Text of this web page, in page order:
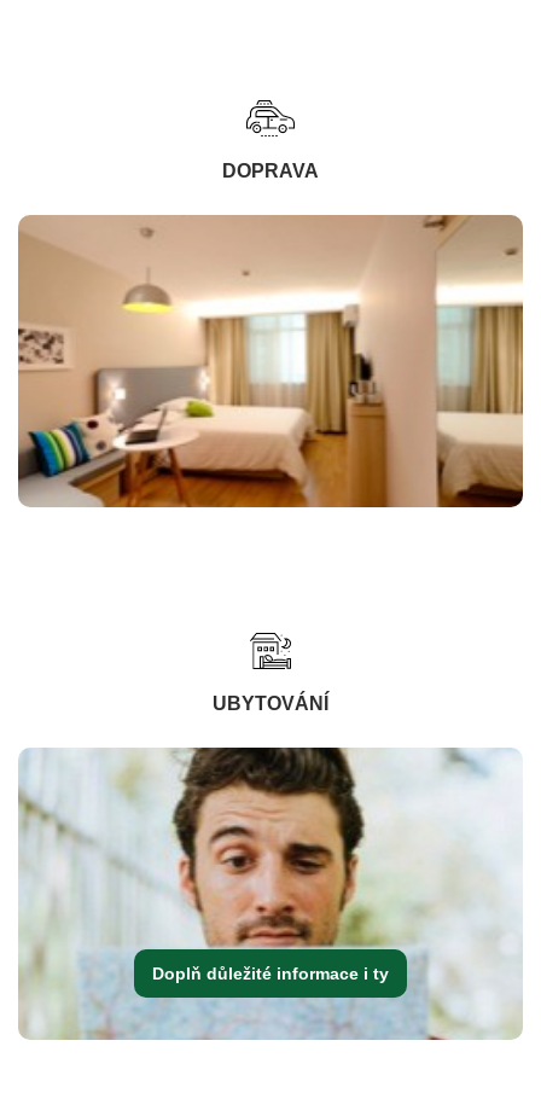
DOPRAVA
UBYTOVÁNÍ
Doplň důležité informace i ty